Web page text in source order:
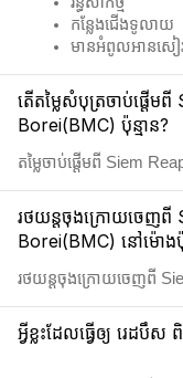
កន្លែងជើងទូលាយ
មានអំពូលអានសៀ
តើតម្លៃសំបុត្រចាប់ផ្តើ
Borei(BMC) ប៉ុន្មាន?
តម្លៃចាប់ផ្តើមពី Siem
រថយន្តចុងក្រោយចេញពី
Borei(BMC) នៅម៉ោងប៉ុ
រថយន្តចុងក្រោយចេញពី
អ្វីខ្លះដែលធ្វើឲ្យ រេដ